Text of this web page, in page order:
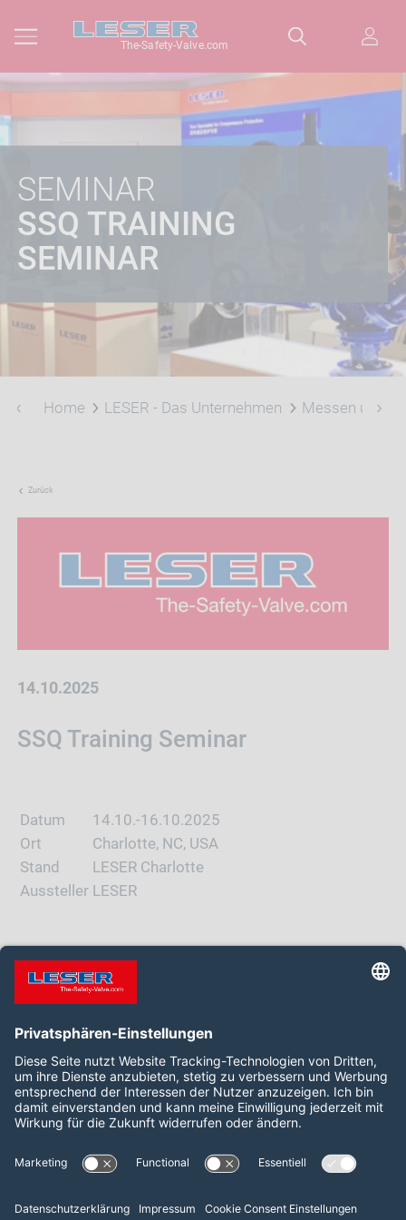
The-Safety-Valve.com
SEMINAR
SSQ TRAINING
SEMINAR
Home LESER - Das Unternehmen Messen und
Zurück
14.10.2025
SSQ Training Seminar
Datum
14.10.-16.10.2025
Ort
Charlotte, NC, USA
Stand
LESER Charlotte
Aussteller LESER
WEBSITE
Folgen Sie uns auf:
LinkedIn YouTube